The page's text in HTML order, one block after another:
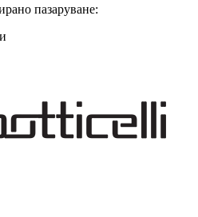
пазаруване: